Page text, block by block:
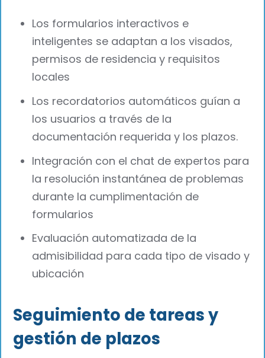
Los formularios interactivos e
inteligentes se adaptan a los visados,
permisos de residencia y requisitos
locales
Los recordatorios automáticos guían a
los usuarios a través de la
documentación requerida y los plazos.
Integración con el chat de expertos para
la resolución instantánea de problemas
durante la cumplimentación de
formularios
Evaluación automatizada de la
admisibilidad para cada tipo de visado y
ubicación
Seguimiento de tareas y
gestión de plazos